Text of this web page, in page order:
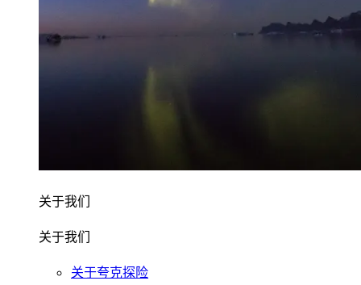
关于我们
关于我们
关于夸克探险